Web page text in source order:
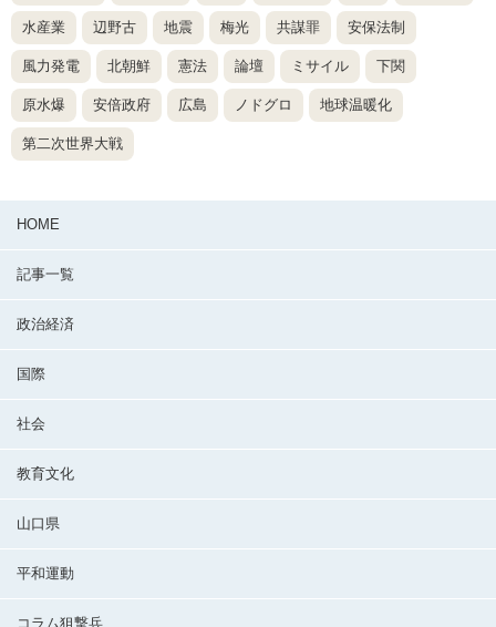
水産業 辺野古 地震 梅光 共謀罪 安保法制
風力発電 北朝鮮 憲法 論壇 ミサイル 下関
原水爆 安倍政府 広島 ノドグロ 地球温暖化
第二次世界大戦
HOME
記事一覧
政治経済
国際
社会
教育文化
山口県
平和運動
コラム狙撃兵